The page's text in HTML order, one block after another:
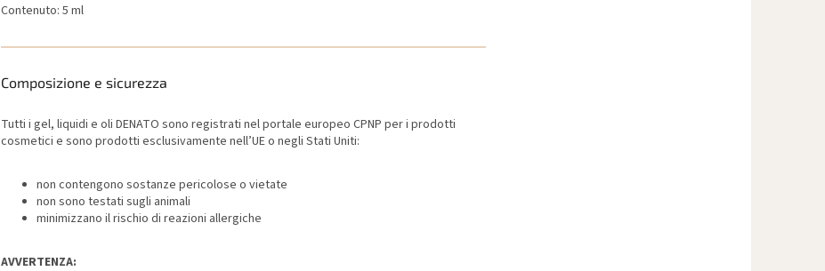
Contenuto: 5 ml
Composizione e sicurezza
Tutti i gel, liquidi e oli DENATO sono registrati nel portale europeo CPNP per i prodotti
cosmetici e sono prodotti esclusivamente nell’UE o negli Stati Uniti:
non contengono sostanze pericolose o vietate
non sono testati sugli animali
minimizzano il rischio di reazioni allergiche
AVVERTENZA: